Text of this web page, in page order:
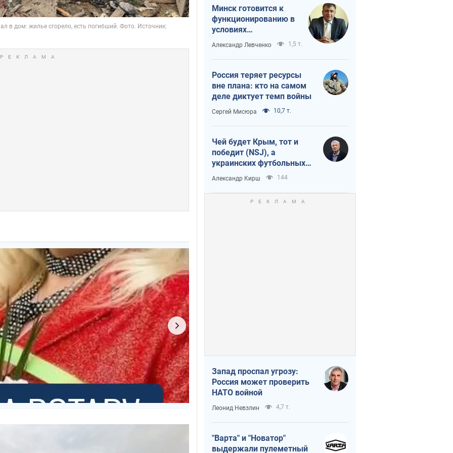
Минск готовится к
функционированию в
условиях
масштабного
военного кризиса
Александр Левченко 1,5 т.
Россия теряет ресурсы
вне плана: кто на самом
деле диктует темп войны
Сергей Мисюра 10,7 т.
Чей будет Крым, тот и
победит (NSJ), а
украинских футбольных
чиновников могут
назвать убийцами
Александр Кирш 144
Запад проспал угрозу:
Россия может проверить
НАТО войной
Леонид Невзлин 4,7 т.
"Варта" и "Новатор"
выдержали пулеметный